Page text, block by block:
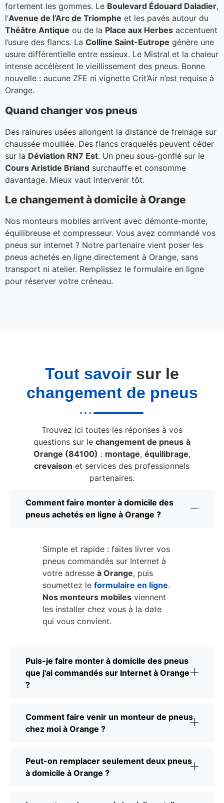
fortement les gommes. Le Boulevard Édouard Daladier,
l’Avenue de l’Arc de Triomphe et les pavés autour du
Théâtre Antique ou de la Place aux Herbes accentuent
l’usure des flancs. La Colline Saint-Eutrope génère une
usure différentielle entre essieux. Le Mistral et la chaleur
intense accélèrent le vieillissement des pneus. Bonne
nouvelle : aucune ZFE ni vignette Crit’Air n’est requise à
Orange.
Quand changer vos pneus
Des rainures usées allongent la distance de freinage sur
chaussée mouillée. Des flancs craquelés peuvent céder
sur la Déviation RN7 Est. Un pneu sous-gonflé sur le
Cours Aristide Briand surchauffe et consomme
davantage. Mieux vaut intervenir tôt.
Le changement à domicile à Orange
Nos monteurs mobiles arrivent avec démonte-monte,
équilibreuse et compresseur. Vous avez commandé vos
pneus sur internet ? Notre partenaire vient poser les
pneus achetés en ligne directement à Orange, sans
transport ni atelier. Remplissez le formulaire en ligne
pour réserver votre créneau.
Tout savoir sur le
changement de pneus
Trouvez ici toutes les réponses à vos
questions sur le changement de pneus à
Orange (84100) : montage, équilibrage,
crevaison et services des professionnels
partenaires.
Comment faire monter à domicile des
pneus achetés en ligne à Orange ?
Simple et rapide : faites livrer vos
pneus commandés sur Internet à
votre adresse à Orange, puis
soumettez le formulaire en ligne.
Nos monteurs mobiles viennent
les installer chez vous à la date
qui vous convient.
Puis-je faire monter à domicile des pneus
que j'ai commandés sur Internet à Orange
?
Comment faire venir un monteur de pneus
chez moi à Orange ?
Peut-on remplacer seulement deux pneus
à domicile à Orange ?